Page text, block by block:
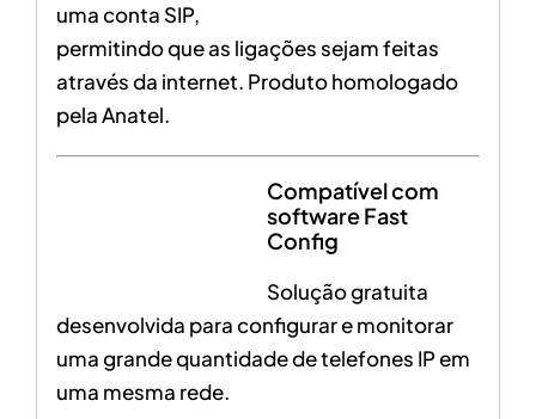
uma conta SIP,
permitindo que as ligações sejam feitas
através da internet. Produto homologado
pela Anatel.
Compatível com
software Fast
Config
Solução gratuita
desenvolvida para configurar e monitorar
uma grande quantidade de telefones IP em
uma mesma rede.